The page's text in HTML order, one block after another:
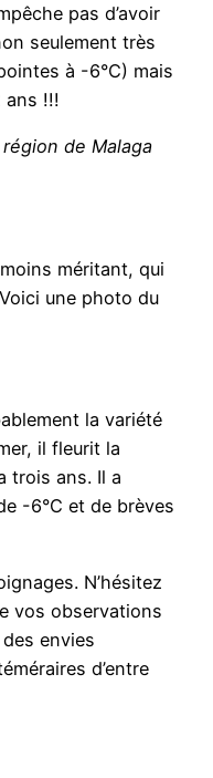
pas d’avoir
seulement très
à -6°C) mais
ans !!!
de Malaga
méritant, qui
une photo du
la variété
il fleurit la
trois ans. Il a
-6°C et de brèves
N’hésitez
vos observations
envies
d’entre